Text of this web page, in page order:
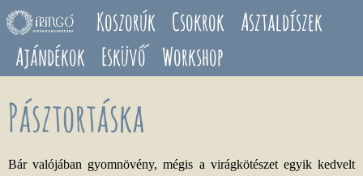
Ugrás a tartalomra Koszorúk Csokrok Asztaldíszek
Ajándékok Esküvő Workshop
Pásztortáska
Bár valójában gyomnövény, mégis a virágkötészet egyik kedvelt